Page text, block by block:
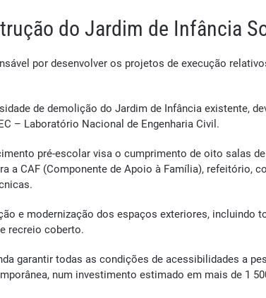
do Jardim de Infância
por desenvolver os projetos de execução
de demolição do Jardim de Infância existente,
– Laboratório Nacional de Engenharia Civil.
pré-escolar visa o cumprimento de oito salas
a CAF (Componente de Apoio à Família), refeitório,
e modernização dos espaços exteriores,
recreio coberto.
garantir todas as condições de acessibilidades a
num investimento estimado em mais de 1